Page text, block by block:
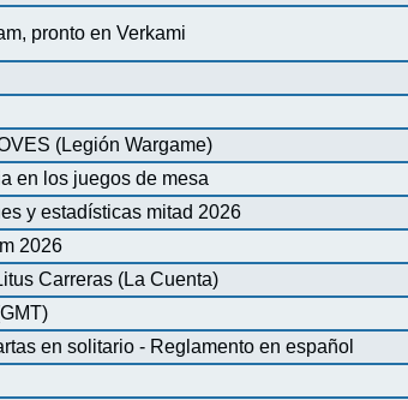
pronto en Verkami
(Legión Wargame)
en los juegos de mesa
y estadísticas mitad 2026
2026
Carreras (La Cuenta)
en solitario - Reglamento en español